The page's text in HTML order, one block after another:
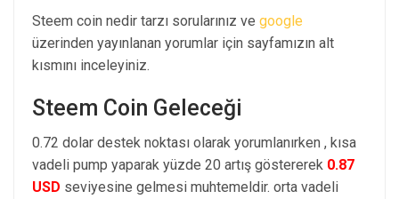
Steem coin nedir tarzı sorularınız ve google
üzerinden yayınlanan yorumlar için sayfamızın alt
kısmını inceleyiniz.
Steem Coin Geleceği
0.72 dolar destek noktası olarak yorumlanırken , kısa
vadeli pump yaparak yüzde 20 artış göstererek 0.87
USD seviyesine gelmesi muhtemeldir. orta vadeli